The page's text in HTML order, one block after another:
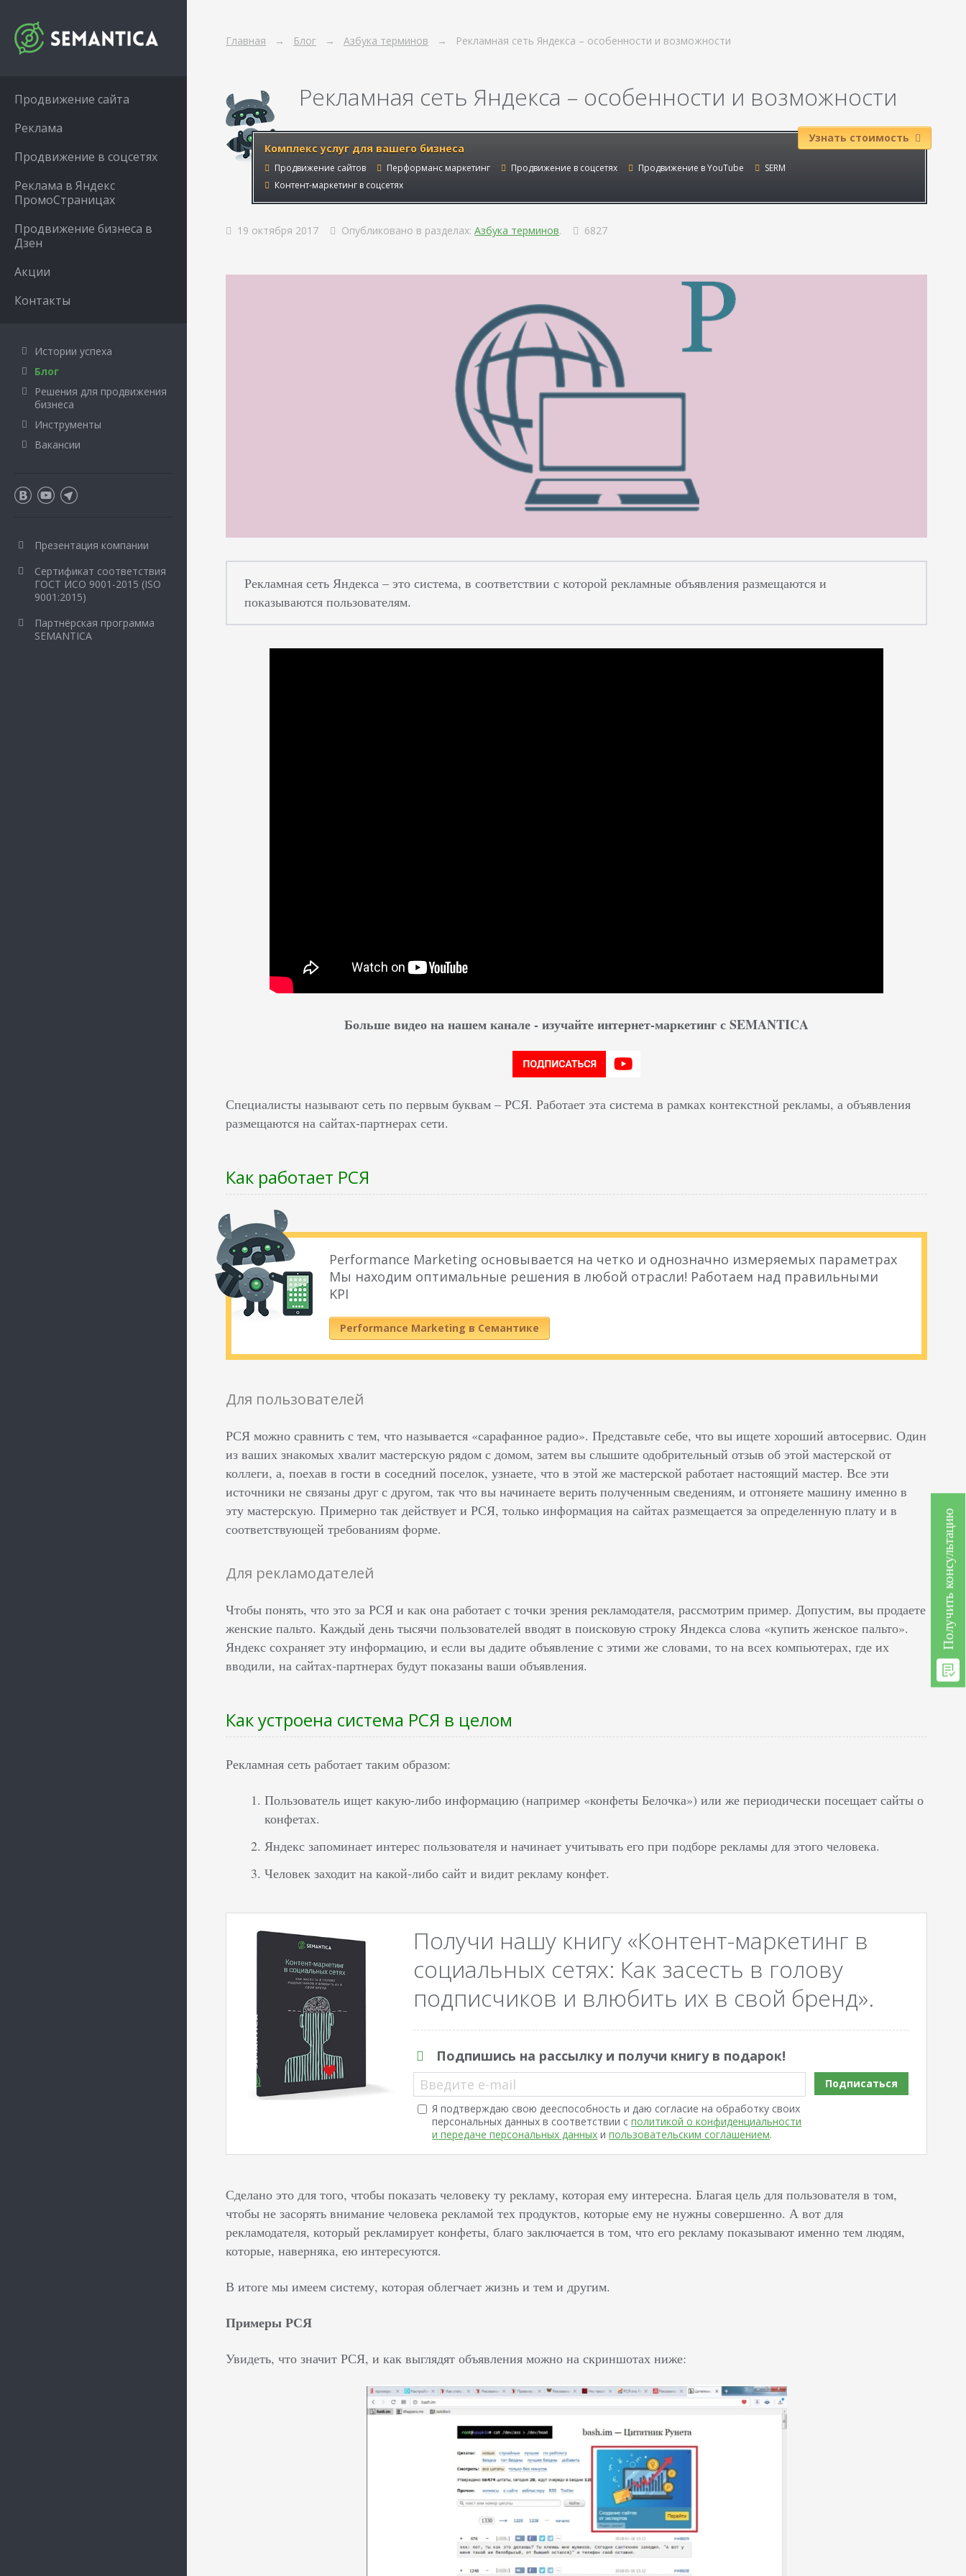
Главная Блог Азбука терминов Рекламная сеть Яндекса – особенности и возможности
Рекламная сеть Яндекса – особенности и возможности
Комплекс услуг для вашего бизнеса
Продвижение сайтов Перформанс маркетинг Продвижение в соцсетях Продвижение в YouTube
SERM
Контент-маркетинг в соцсетях
Узнать стоимость
19 октября 2017 Опубликовано в разделах: Азбука терминов. 6827
Рекламная сеть Яндекса – это система, в соответствии с которой рекламные объявления размещаются и
показываются пользователям.
Больше видео на нашем канале - изучайте интернет-маркетинг с SEMANTICA
Специалисты называют сеть по первым буквам – РСЯ. Работает эта система в рамках контекстной рекламы, а объявления
размещаются на сайтах-партнерах сети.
Как работает РСЯ
Performance Marketing основывается на четко и однозначно измеряемых параметрах
Мы находим оптимальные решения в любой отрасли! Работаем над правильными
KPI
Performance Marketing в Семантике
Для пользователей
РСЯ можно сравнить с тем, что называется «сарафанное радио». Представьте себе, что вы ищете хороший автосервис. Один
из ваших знакомых хвалит мастерскую рядом с домом, затем вы слышите одобрительный отзыв об этой мастерской от
коллеги, а, поехав в гости в соседний поселок, узнаете, что в этой же мастерской работает настоящий мастер. Все эти
источники не связаны друг с другом, так что вы начинаете верить полученным сведениям, и отгоняете машину именно в
эту мастерскую. Примерно так действует и РСЯ, только информация на сайтах размещается за определенную плату и в
соответствующей требованиям форме.
Для рекламодателей
Чтобы понять, что это за РСЯ и как она работает с точки зрения рекламодателя, рассмотрим пример. Допустим, вы продаете
женские пальто. Каждый день тысячи пользователей вводят в поисковую строку Яндекса слова «купить женское пальто».
Яндекс сохраняет эту информацию, и если вы дадите объявление с этими же словами, то на всех компьютерах, где их
вводили, на сайтах-партнерах будут показаны ваши объявления.
Как устроена система РСЯ в целом
Рекламная сеть работает таким образом:
Пользователь ищет какую-либо информацию (например «конфеты Белочка») или же периодически посещает сайты о
конфетах.
Яндекс запоминает интерес пользователя и начинает учитывать его при подборе рекламы для этого человека.
Человек заходит на какой-либо сайт и видит рекламу конфет.
Получи нашу книгу «Контент-маркетинг в
социальных сетях: Как засесть в голову
подписчиков и влюбить их в свой бренд».
Подпишись на рассылку и получи книгу в подарок!
Введите e-mail
Я подтверждаю свою дееспособность и даю согласие на обработку своих
персональных данных в соответствии сполитикой о конфиденциальности
и передаче персональных данных ипользовательским соглашением.
Подписаться
Сделано это для того, чтобы показать человеку ту рекламу, которая ему интересна. Благая цель для пользователя в том,
чтобы не засорять внимание человека рекламой тех продуктов, которые ему не нужны совершенно. А вот для
рекламодателя, который рекламирует конфеты, благо заключается в том, что его рекламу показывают именно тем людям,
которые, наверняка, ею интересуются.
В итоге мы имеем систему, которая облегчает жизнь и тем и другим.
Примеры РСЯ
Увидеть, что значит РСЯ, и как выглядят объявления можно на скриншотах ниже:
Продвижение сайта
Реклама
Продвижение в соцсетях
Реклама в Яндекс
ПромоСтраницах
Продвижение бизнеса в
Дзен
Акции
Контакты
Истории успеха
Блог
Решения для продвижения
бизнеса
Инструменты
Вакансии
Презентация компании
Сертификат соответствия
ГОСТ ИСО 9001-2015 (ISO
9001:2015)
Партнёрская программа
SEMANTICA
Получить консультацию